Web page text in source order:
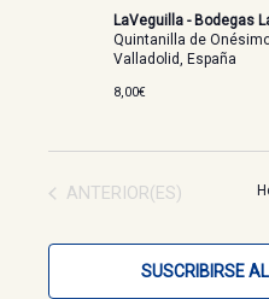
LaVeguilla - Bodegas
Quintanilla de
Valladolid, España
8,00€
EVENTOS
ANTERIOR(ES)
SUSCRIBIRSE